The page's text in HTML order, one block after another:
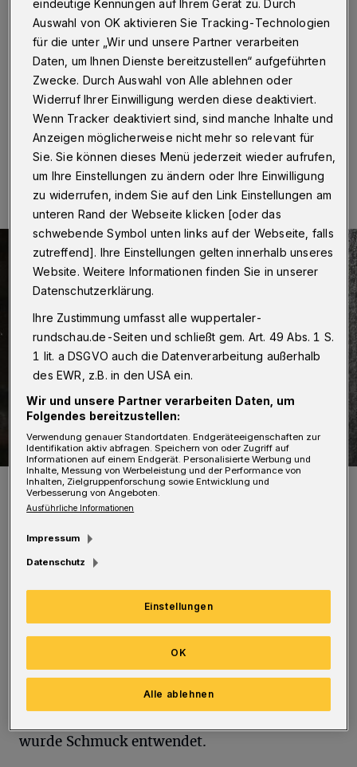
Wuppertal·Diebe sind in ein Geschäft an der Alten
Freiheit eingestiegen. Dort stahlen sie Bargeld. Bei zwei
weiteren Läden in derselben Straße scheiterten sie
dagegen.
13.02.2019 , 20:25 Uhr Eine Minute Lesezeit
Symbolfoto.
Foto: Polizei
An der Werlestraße schafften es Einbrecher
ebenfalls in einen Verkaufsraum. Die Beute
waren ein Portemonnaie und eine größere Zahl
an Scheren an.
wurde Schmuck entwendet.
eindeutige Kennungen auf Ihrem Gerät zu. Durch
Auswahl von OK aktivieren Sie Tracking-Technologien
für die unter „Wir und unsere Partner verarbeiten
Daten, um Ihnen Dienste bereitzustellen“ aufgeführten
Zwecke. Durch Auswahl von Alle ablehnen oder
Widerruf Ihrer Einwilligung werden diese deaktiviert.
Wenn Tracker deaktiviert sind, sind manche Inhalte und
Anzeigen möglicherweise nicht mehr so relevant für
Sie. Sie können dieses Menü jederzeit wieder aufrufen,
um Ihre Einstellungen zu ändern oder Ihre Einwilligung
zu widerrufen, indem Sie auf den Link Einstellungen am
unteren Rand der Webseite klicken [oder das
schwebende Symbol unten links auf der Webseite, falls
zutreffend]. Ihre Einstellungen gelten innerhalb unseres
Website. Weitere Informationen finden Sie in unserer
Datenschutzerklärung.
Ihre Zustimmung umfasst alle wuppertaler-
rundschau.de-Seiten und schließt gem. Art. 49 Abs. 1 S.
1 lit. a DSGVO auch die Datenverarbeitung außerhalb
des EWR, z.B. in den USA ein.
Wir und unsere Partner verarbeiten Daten, um
Folgendes bereitzustellen:
Verwendung genauer Standortdaten. Endgeräteeigenschaften zur
Identifikation aktiv abfragen. Speichern von oder Zugriff auf
Informationen auf einem Endgerät. Personalisierte Werbung und
Inhalte, Messung von Werbeleistung und der Performance von
Inhalten, Zielgruppenforschung sowie Entwicklung und
Verbesserung von Angeboten.
Ausführliche Informationen
Impressum
Datenschutz
Einstellungen
Alle ablehnen
OK